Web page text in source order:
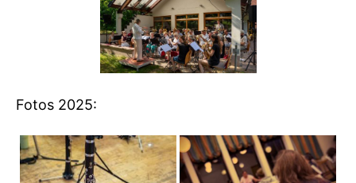
Fotos 2025: